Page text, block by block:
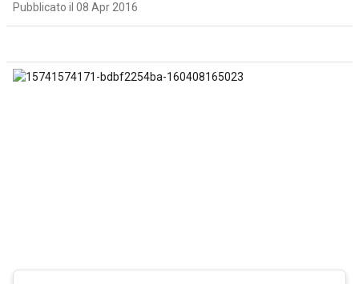
Pubblicato il 08 Apr 2016